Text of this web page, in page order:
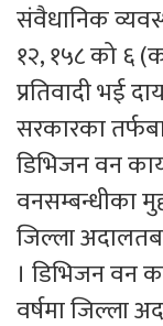
संवैधानिक
१२, १५८ को ६
प्रतिवादी भई
सरकारका
डिभिजन वन
वनसम्बन्धीका
जिल्ला
। डिभिजन वन
वर्षमा जिल्ला